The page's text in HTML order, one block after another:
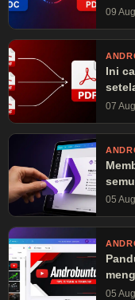
09
Ini
07
05
05